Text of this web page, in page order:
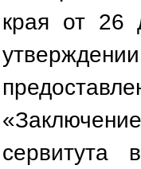
края от 26
сервитута